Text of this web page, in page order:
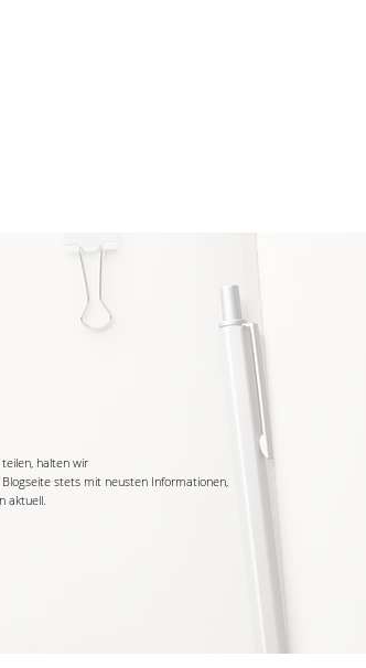
halten wir
stets mit neusten Informationen,
aktuell.